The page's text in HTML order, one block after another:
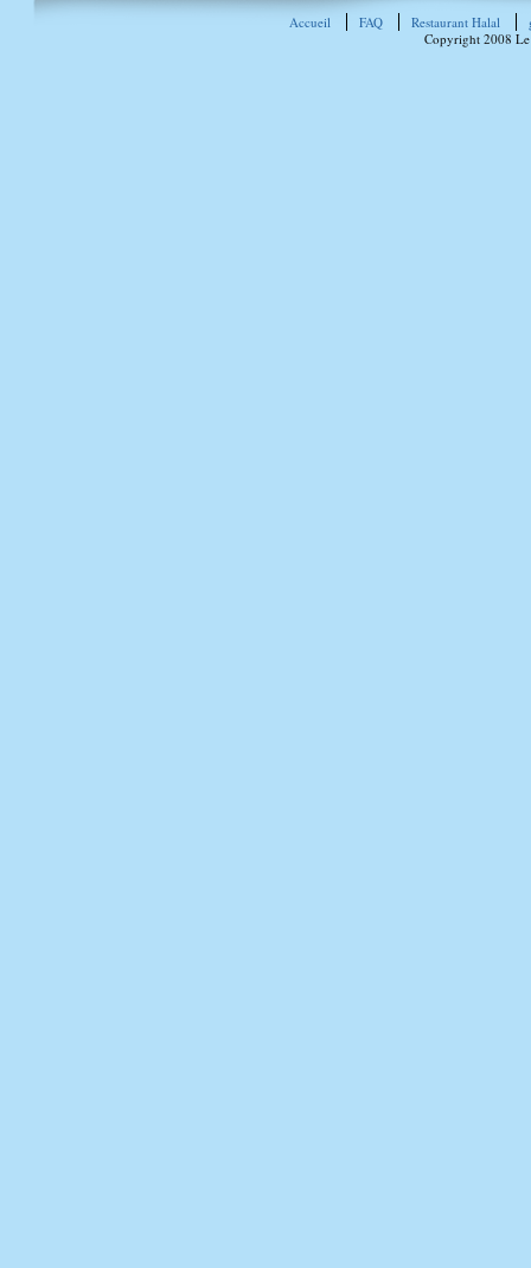
Accueil FAQ Restaurant Halal
Copyright 2008